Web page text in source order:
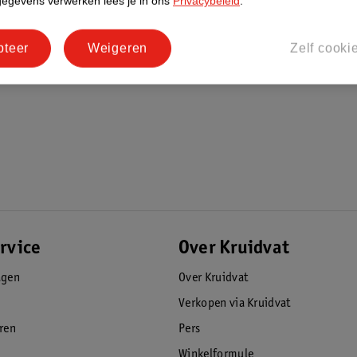
vermijd hierbij je oogcontour. Spoel
Over Kruidvat
Over Kruidvat
Verkopen via Kruidvat
Pers
Zelf
Weigeren